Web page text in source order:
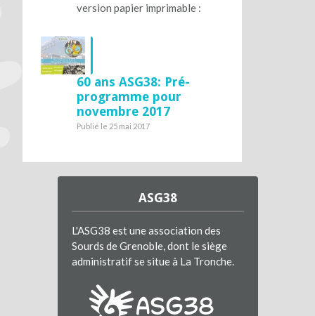
version papier imprimable :
60 ans ASG38: Pré-
programme pour
novembre 2017
Publié le 25 mai 2017
ASG38
L'ASG38 est une association des
Sourds de Grenoble, dont le siège
administratif se situe à La Tronche.